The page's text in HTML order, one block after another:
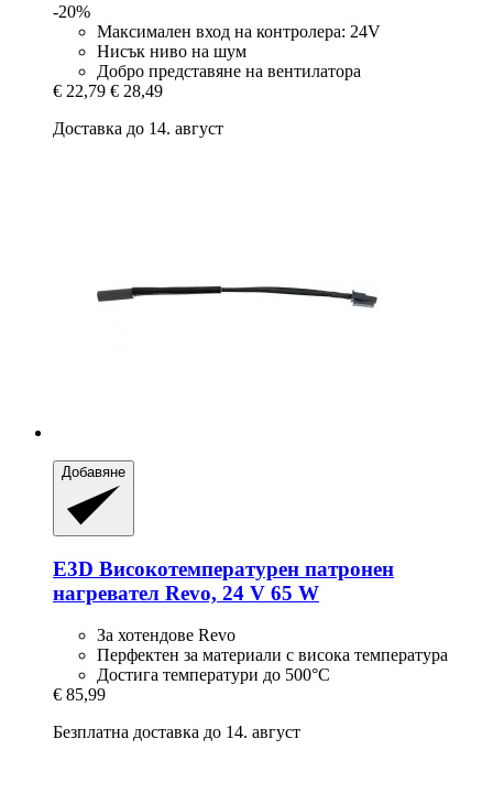
-20%
Максимален вход на контролера: 24V
Нисък ниво на шум
Добро представяне на вентилатора
€ 22,79 € 28,49
Доставка до 14. август
Добавяне
E3D Високотемпературен патронен
нагревател Revo, 24 V 65 W
За хотендове Revo
Перфектен за материали с висока температура
Достига температури до 500°C
€ 85,99
Безплатна доставка до 14. август